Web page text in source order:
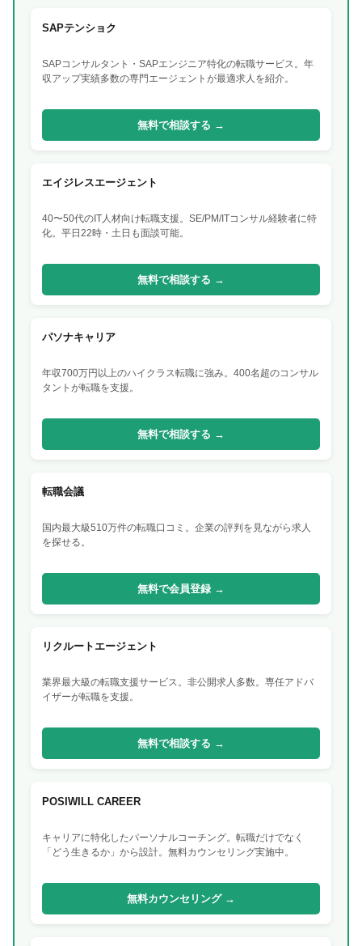
SAPテンショク
SAPコンサルタント・SAPエンジニア特化の転職サービス。年
収アップ実績多数の専門エージェントが最適求人を紹介。
無料で相談する →
エイジレスエージェント
40〜50代のIT人材向け転職支援。SE/PM/ITコンサル経験者に特
化。平日22時・土日も面談可能。
無料で相談する →
パソナキャリア
年収700万円以上のハイクラス転職に強み。400名超のコンサル
タントが転職を支援。
無料で相談する →
転職会議
国内最大級510万件の転職口コミ。企業の評判を見ながら求人
を探せる。
無料で会員登録 →
リクルートエージェント
業界最大級の転職支援サービス。非公開求人多数。専任アドバ
イザーが転職を支援。
無料で相談する →
POSIWILL CAREER
キャリアに特化したパーソナルコーチング。転職だけでなく
「どう生きるか」から設計。無料カウンセリング実施中。
無料カウンセリング →